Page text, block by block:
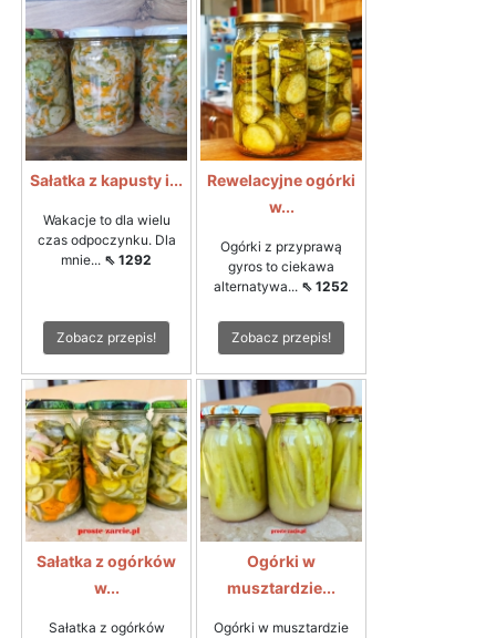
Sałatka z kapusty i...
Wakacje to dla wielu
czas odpoczynku. Dla
mnie... ⇖ 1292
Zobacz przepis!
Rewelacyjne ogórki
w...
Ogórki z przyprawą
gyros to ciekawa
alternatywa... ⇖ 1252
Zobacz przepis!
Sałatka z ogórków
w...
Sałatka z ogórków
Ogórki w
musztardzie...
Ogórki w musztardzie